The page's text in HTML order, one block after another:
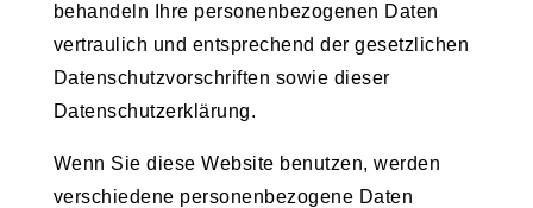
behandeln Ihre personenbezogenen Daten
vertraulich und entsprechend der gesetzlichen
Datenschutzvorschriften sowie dieser
Datenschutzerklärung.
Wenn Sie diese Website benutzen, werden
verschiedene personenbezogene Daten